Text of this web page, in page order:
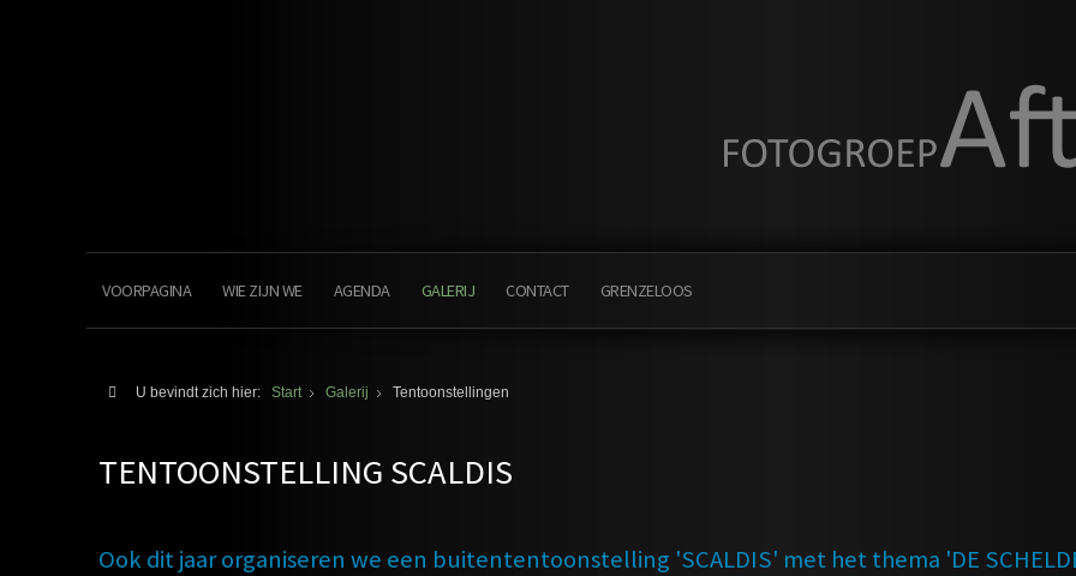
VOORPAGINA WIE ZIJN WE AGENDA GALERIJ CONTACT GRENZELOOS
U bevindt zich hier: Start Galerij Tentoonstellingen
TENTOONSTELLING SCALDIS
Ook dit jaar organiseren we een buitententoonstelling 'SCALDIS' met het thema 'DE